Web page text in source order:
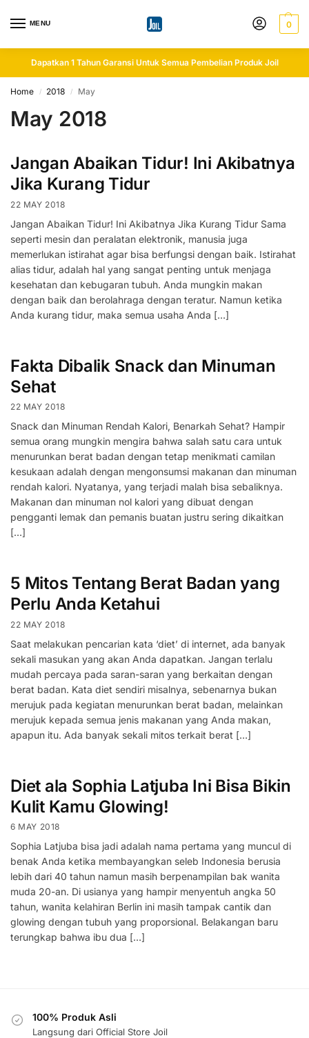
MENU 0
Dapatkan 1 Tahun Garansi Untuk Semua Pembelian Produk Joil
Home / 2018 / May
May 2018
Jangan Abaikan Tidur! Ini Akibatnya
Jika Kurang Tidur
22 MAY 2018
Jangan Abaikan Tidur! Ini Akibatnya Jika Kurang Tidur Sama
seperti mesin dan peralatan elektronik, manusia juga
memerlukan istirahat agar bisa berfungsi dengan baik. Istirahat
alias tidur, adalah hal yang sangat penting untuk menjaga
kesehatan dan kebugaran tubuh. Anda mungkin makan
dengan baik dan berolahraga dengan teratur. Namun ketika
Anda kurang tidur, maka semua usaha Anda […]
Fakta Dibalik Snack dan Minuman
Sehat
22 MAY 2018
Snack dan Minuman Rendah Kalori, Benarkah Sehat? Hampir
semua orang mungkin mengira bahwa salah satu cara untuk
menurunkan berat badan dengan tetap menikmati camilan
kesukaan adalah dengan mengonsumsi makanan dan minuman
rendah kalori. Nyatanya, yang terjadi malah bisa sebaliknya.
Makanan dan minuman nol kalori yang dibuat dengan
pengganti lemak dan pemanis buatan justru sering dikaitkan
[…]
5 Mitos Tentang Berat Badan yang
Perlu Anda Ketahui
22 MAY 2018
Saat melakukan pencarian kata ‘diet’ di internet, ada banyak
sekali masukan yang akan Anda dapatkan. Jangan terlalu
mudah percaya pada saran-saran yang berkaitan dengan
berat badan. Kata diet sendiri misalnya, sebenarnya bukan
merujuk pada kegiatan menurunkan berat badan, melainkan
merujuk kepada semua jenis makanan yang Anda makan,
apapun itu. Ada banyak sekali mitos terkait berat […]
Diet ala Sophia Latjuba Ini Bisa Bikin
Kulit Kamu Glowing!
6 MAY 2018
Sophia Latjuba bisa jadi adalah nama pertama yang muncul di
benak Anda ketika membayangkan seleb Indonesia berusia
lebih dari 40 tahun namun masih berpenampilan bak wanita
muda 20-an. Di usianya yang hampir menyentuh angka 50
tahun, wanita kelahiran Berlin ini masih tampak cantik dan
glowing dengan tubuh yang proporsional. Belakangan baru
terungkap bahwa ibu dua […]
100% Produk Asli
Langsung dari Official Store Joil